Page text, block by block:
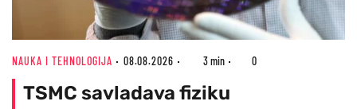
NAUKA I TEHNOLOGIJA 08.08.2026 3 min 0
TSMC savladava fiziku